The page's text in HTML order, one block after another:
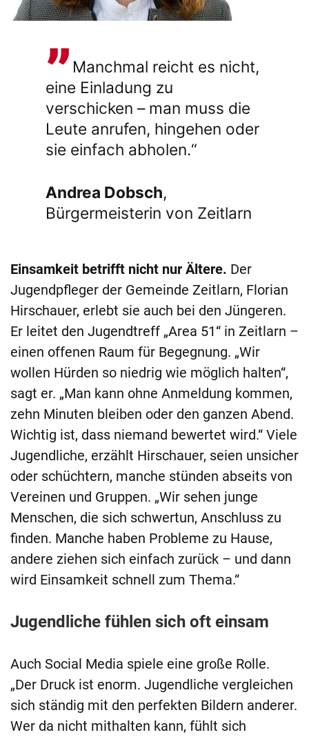
Manchmal reicht es nicht,
eine Einladung zu
verschicken – man muss die
Leute anrufen, hingehen oder
sie einfach abholen.“
Andrea Dobsch,
Bürgermeisterin von Zeitlarn
Einsamkeit betrifft nicht nur Ältere. Der
Jugendpfleger der Gemeinde Zeitlarn, Florian
Hirschauer, erlebt sie auch bei den Jüngeren.
Er leitet den Jugendtreff „Area 51“ in Zeitlarn –
einen offenen Raum für Begegnung. „Wir
wollen Hürden so niedrig wie möglich halten“,
sagt er. „Man kann ohne Anmeldung kommen,
zehn Minuten bleiben oder den ganzen Abend.
Wichtig ist, dass niemand bewertet wird.“ Viele
Jugendliche, erzählt Hirschauer, seien unsicher
oder schüchtern, manche stünden abseits von
Vereinen und Gruppen. „Wir sehen junge
Menschen, die sich schwertun, Anschluss zu
finden. Manche haben Probleme zu Hause,
andere ziehen sich einfach zurück – und dann
wird Einsamkeit schnell zum Thema.“
Jugendliche fühlen sich oft einsam
Auch Social Media spiele eine große Rolle.
„Der Druck ist enorm. Jugendliche vergleichen
sich ständig mit den perfekten Bildern anderer.
Wer da nicht mithalten kann, fühlt sich